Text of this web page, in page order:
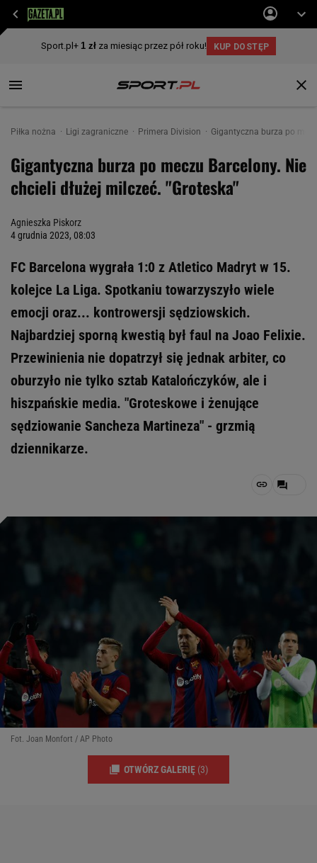
Piłka nożna Ligi zagraniczne Primera Division Gigantyczna burza po
Gigantyczna burza po meczu Barcelony. Nie
chcieli dłużej milczeć. "Groteska"
Agnieszka Piskorz
4 grudnia 2023, 08:03
FC Barcelona wygrała 1:0 z Atletico Madryt w 15.
kolejce La Liga. Spotkaniu towarzyszyło wiele
emocji oraz... kontrowersji sędziowskich.
Najbardziej sporną kwestią był faul na Joao Felixie.
Przewinienia nie dopatrzył się jednak arbiter, co
oburzyło nie tylko sztab Katalończyków, ale i
hiszpańskie media. "Groteskowe i żenujące
sędziowanie Sancheza Martineza" - grzmią
dziennikarze.
Fot. Joan Monfort / AP Photo
OTWÓRZ GALERIĘ (3)